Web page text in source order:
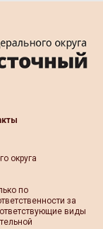
округа
по
за
виды